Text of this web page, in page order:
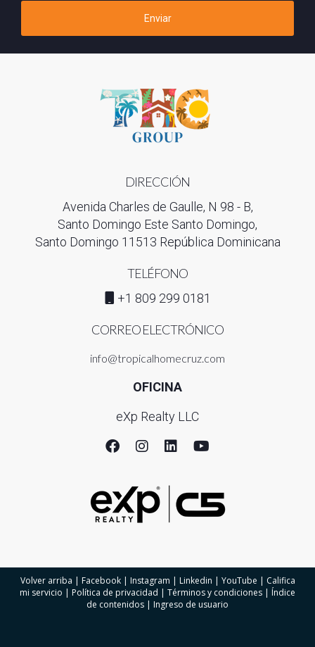
Enviar
DIRECCIÓN
Avenida Charles de Gaulle, N 98 - B,
Santo Domingo Este Santo Domingo,
Santo Domingo 11513 República Dominicana
TELÉFONO
+1 809 299 0181
CORREO ELECTRÓNICO
info@tropicalhomecruz.com
OFICINA
eXp Realty LLC
Volver arriba | Facebook| Instagram | Linkedin | YouTube | Califica
mi servicio | Política de privacidad | Términos y condiciones | Índice
de contenidos | Ingreso de usuario